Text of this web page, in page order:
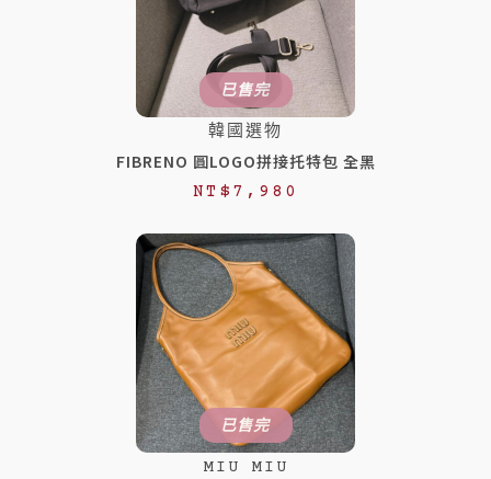
已售完
韓國選物
FIBRENO 圓LOGO拼接托特包 全黑
NT$ 7,980
已售完
MIU MIU